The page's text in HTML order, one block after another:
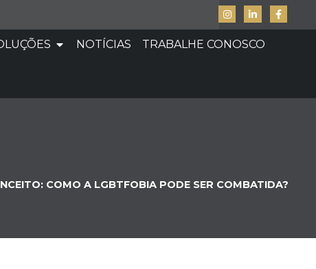
NOTÍCIAS TRABALHE CONOSCO
COMO A LGBTFOBIA PODE SER COMBATIDA?